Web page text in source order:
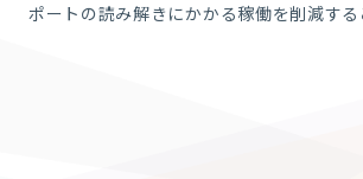
ポートの読み解きにかかる稼働を削減する